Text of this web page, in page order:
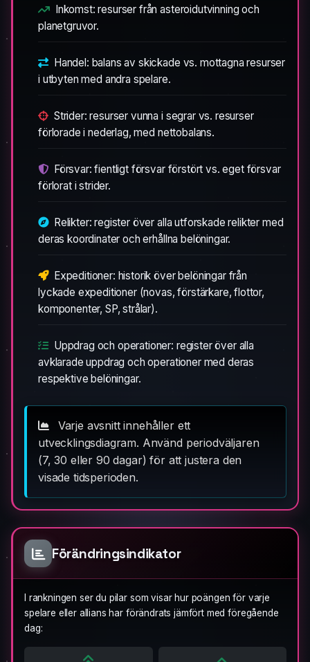
Inkomst: resurser från asteroidutvinning och
planetgruvor.
Handel: balans av skickade vs. mottagna resurser
i utbyten med andra spelare.
Strider: resurser vunna i segrar vs. resurser
förlorade i nederlag, med nettobalans.
Försvar: fientligt försvar förstört vs. eget försvar
förlorat i strider.
Relikter: register över alla utforskade relikter med
deras koordinater och erhållna belöningar.
Expeditioner: historik över belöningar från
lyckade expeditioner (novas, förstärkare, flottor,
komponenter, SP, strålar).
Uppdrag och operationer: register över alla
avklarade uppdrag och operationer med deras
respektive belöningar.
Varje avsnitt innehåller ett
utvecklingsdiagram. Använd periodväljaren
(7, 30 eller 90 dagar) för att justera den
visade tidsperioden.
Förändringsindikator
I rankningen ser du pilar som visar hur poängen för varje
spelare eller allians har förändrats jämfört med föregående
dag: